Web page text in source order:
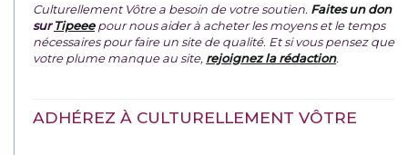
Culturellement Vôtre a besoin de votre soutien. Faites un don
surTipeeepour nous aider à acheter les moyens et le temps
nécessaires pour faire un site de qualité. Et si vous pensez que
votre plume manque au site, rejoignez la rédaction.
ADHÉREZ À CULTURELLEMENT VÔTRE